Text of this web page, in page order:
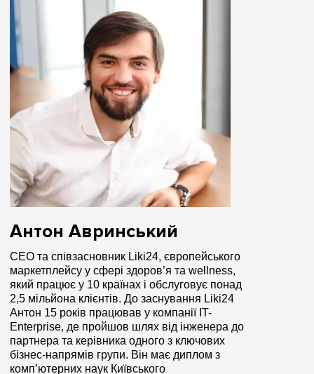
Антон Авринський
CEO та співзасновник Liki24, європейського
маркетплейсу у сфері здоров’я та wellness,
який працює у 10 країнах і обслуговує понад
2,5 мільйона клієнтів. До заснування Liki24
Антон 15 років працював у компанії IT-
Enterprise, де пройшов шлях від інженера до
партнера та керівника одного з ключових
бізнес-напрямів групи. Він має диплом з
комп’ютерних наук Київського